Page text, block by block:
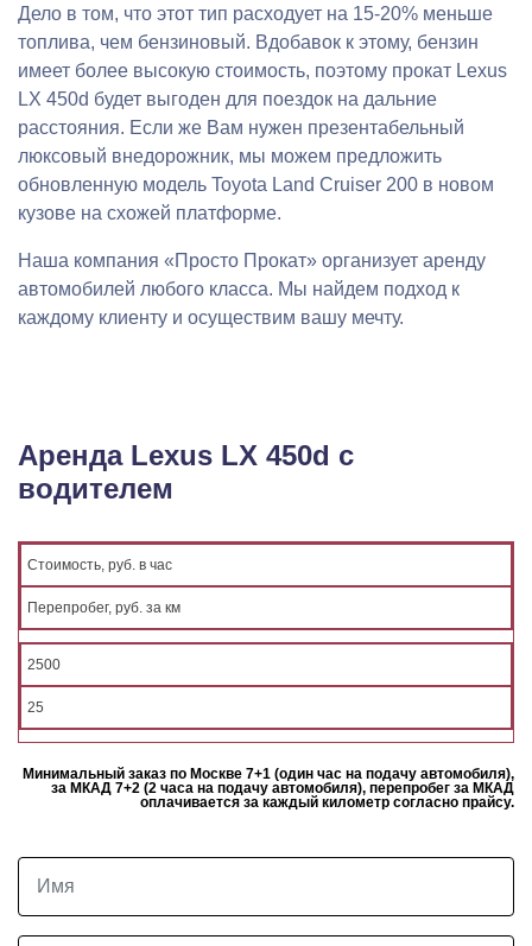
Дело в том, что этот тип расходует на 15-20% меньше
топлива, чем бензиновый. Вдобавок к этому, бензин
имеет более высокую стоимость, поэтому прокат Lexus
LX 450d будет выгоден для поездок на дальние
расстояния. Если же Вам нужен презентабельный
люксовый внедорожник, мы можем предложить
обновленную модель Toyota Land Cruiser 200 в новом
кузове на схожей платформе.
Наша компания «Просто Прокат» организует аренду
автомобилей любого класса. Мы найдем подход к
каждому клиенту и осуществим вашу мечту.
Аренда Lexus LX 450d с
водителем
Стоимость, руб. в час
Перепробег, руб. за км
2500
25
Минимальный заказ по Москве 7+1 (один час на подачу автомобиля),
за МКАД 7+2 (2 часа на подачу автомобиля), перепробег за МКАД
оплачивается за каждый километр согласно прайсу.